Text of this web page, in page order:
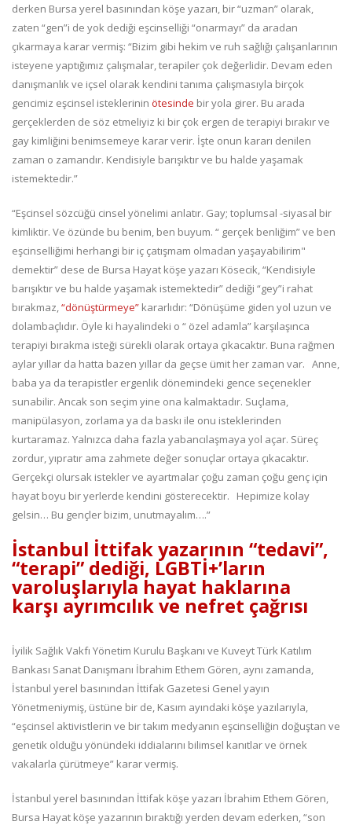
derken Bursa yerel basınından köşe yazarı, bir “uzman” olarak,
zaten “gen”i de yok dediği eşcinselliği “onarmayı” da aradan
çıkarmaya karar vermiş: “Bizim gibi hekim ve ruh sağlığı çalışanlarının
isteyene yaptığımız çalışmalar, terapiler çok değerlidir. Devam eden
danışmanlık ve içsel olarak kendini tanıma çalışmasıyla birçok
gencimiz eşcinsel isteklerinin ötesinde bir yola girer. Bu arada
gerçeklerden de söz etmeliyiz ki bir çok ergen de terapiyi bırakır ve
gay kimliğini benimsemeye karar verir. İşte onun kararı denilen
zaman o zamandır. Kendisiyle barışıktır ve bu halde yaşamak
istemektedir.”
“Eşcinsel sözcüğü cinsel yönelimi anlatır. Gay; toplumsal -siyasal bir
kimliktir. Ve özünde bu benim, ben buyum. “ gerçek benliğim” ve ben
eşcinselliğimi herhangi bir iç çatışmam olmadan yaşayabilirim"
demektir” dese de Bursa Hayat köşe yazarı Kösecik, “Kendisiyle
barışıktır ve bu halde yaşamak istemektedir” dediği “gey”i rahat
bırakmaz,“dönüştürmeye” kararlıdır: “Dönüşüme giden yol uzun ve
dolambaçlıdır. Öyle ki hayalindeki o “ özel adamla” karşılaşınca
terapiyi bırakma isteği sürekli olarak ortaya çıkacaktır. Buna rağmen
aylar yıllar da hatta bazen yıllar da geçse ümit her zaman var. Anne,
baba ya da terapistler ergenlik dönemindeki gence seçenekler
sunabilir. Ancak son seçim yine ona kalmaktadır. Suçlama,
manipülasyon, zorlama ya da baskı ile onu isteklerinden
kurtaramaz. Yalnızca daha fazla yabancılaşmaya yol açar. Süreç
zordur, yıpratır ama zahmete değer sonuçlar ortaya çıkacaktır.
Gerçekçi olursak istekler ve ayartmalar çoğu zaman çoğu genç için
hayat boyu bir yerlerde kendini gösterecektir. Hepimize kolay
gelsin… Bu gençler bizim, unutmayalım….”
İstanbul İttifak yazarının “tedavi”,
“terapi” dediği, LGBTİ+’ların
varoluşlarıyla hayat haklarına
karşı ayrımcılık ve nefret çağrısı
İyilik Sağlık Vakfı Yönetim Kurulu Başkanı ve Kuveyt Türk Katılım
Bankası Sanat Danışmanı İbrahim Ethem Gören, aynı zamanda,
İstanbul yerel basınından İttifak Gazetesi Genel yayın
Yönetmeniymiş, üstüne bir de, Kasım ayındaki köşe yazılarıyla,
“eşcinsel aktivistlerin ve bir takım medyanın eşcinselliğin doğuştan ve
genetik olduğu yönündeki iddialarını bilimsel kanıtlar ve örnek
vakalarla çürütmeye” karar vermiş.
İstanbul yerel basınından İttifak köşe yazarı İbrahim Ethem Gören,
Bursa Hayat köşe yazarının bıraktığı yerden devam ederken, “son